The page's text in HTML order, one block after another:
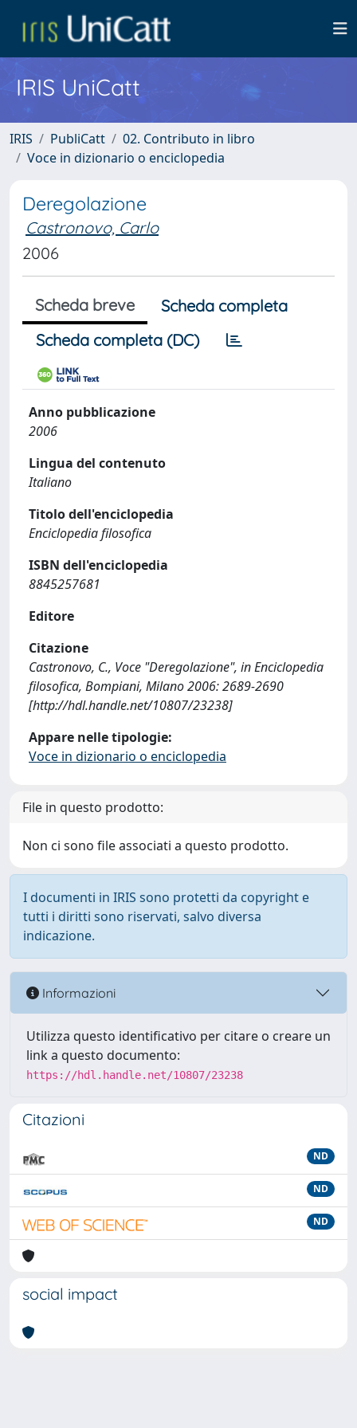
IRIS UniCatt
IRIS PubliCatt
02. Contributo in libro
Voce in dizionario o enciclopedia
Deregolazione
Castronovo, Carlo
2006
Scheda breve
Scheda completa
Scheda completa (DC)
Anno pubblicazione
2006
Lingua del contenuto
Italiano
Titolo dell'enciclopedia
Enciclopedia filosofica
ISBN dell'enciclopedia
8845257681
Editore
Citazione
Castronovo, C., Voce "Deregolazione", in Enciclopedia
filosofica, Bompiani, Milano 2006: 2689-2690
[http://hdl.handle.net/10807/23238]
Appare nelle tipologie:
Voce in dizionario o enciclopedia
File in questo prodotto:
Non ci sono file associati a questo prodotto.
I documenti in IRIS sono protetti da copyright e
tutti i diritti sono riservati, salvo diversa
indicazione.
Informazioni
Utilizza questo identificativo per citare o creare un
link a questo documento:
https://hdl.handle.net/10807/23238
Citazioni
ND
ND
ND
social impact